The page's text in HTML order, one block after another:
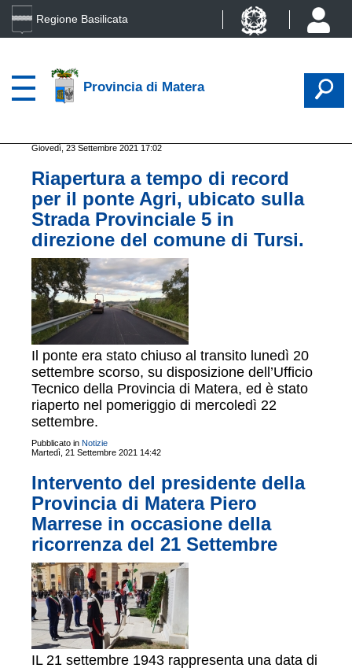
Regione Basilicata
Provincia di Matera
Giovedì, 23 Settembre 2021 17:02
Riapertura a tempo di record
per il ponte Agri, ubicato sulla
Strada Provinciale 5 in
direzione del comune di Tursi.
Il ponte era stato chiuso al transito lunedì 20
settembre scorso, su disposizione dell’Ufficio
Tecnico della Provincia di Matera, ed è stato
riaperto nel pomeriggio di mercoledì 22
settembre.
Pubblicato in Notizie
Martedì, 21 Settembre 2021 14:42
Intervento del presidente della
Provincia di Matera Piero
Marrese in occasione della
ricorrenza del 21 Settembre
IL 21 settembre 1943 rappresenta una data di